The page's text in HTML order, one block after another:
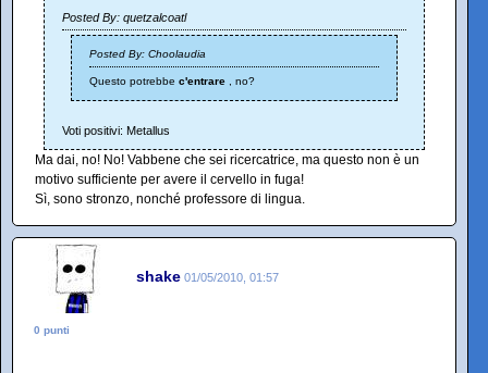
Posted By: quetzalcoatl
Posted By: Choolaudia
Questo potrebbe c'entrare , no?
Voti positivi: Metallus
Ma dai, no! No! Vabbene che sei ricercatrice, ma questo non è un
motivo sufficiente per avere il cervello in fuga!
Sì, sono stronzo, nonché professore di lingua.
shake 01/05/2010, 01:57
0 punti